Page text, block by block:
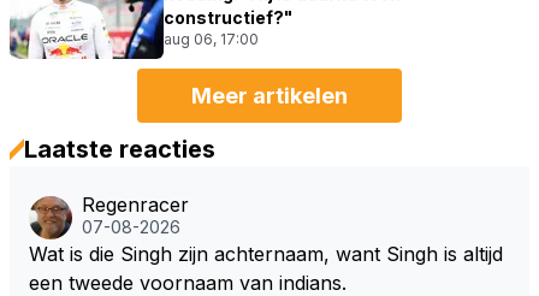
constructief?"
aug 06, 17:00
Meer artikelen
Laatste reacties
Regenracer
07-08-2026
Wat is die Singh zijn achternaam, want Singh is altijd
een tweede voornaam van indians.